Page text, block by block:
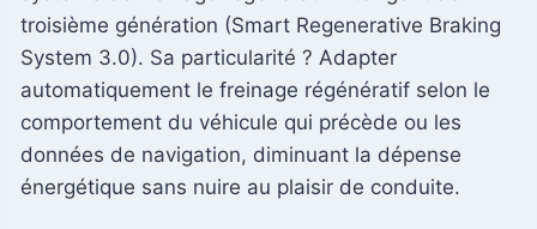
troisième génération (Smart Regenerative Braking
System 3.0). Sa particularité ? Adapter
automatiquement le freinage régénératif selon le
comportement du véhicule qui précède ou les
données de navigation, diminuant la dépense
énergétique sans nuire au plaisir de conduite.